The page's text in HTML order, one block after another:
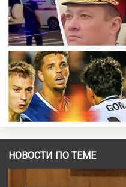
НОВОСТИ ПО ТЕМЕ